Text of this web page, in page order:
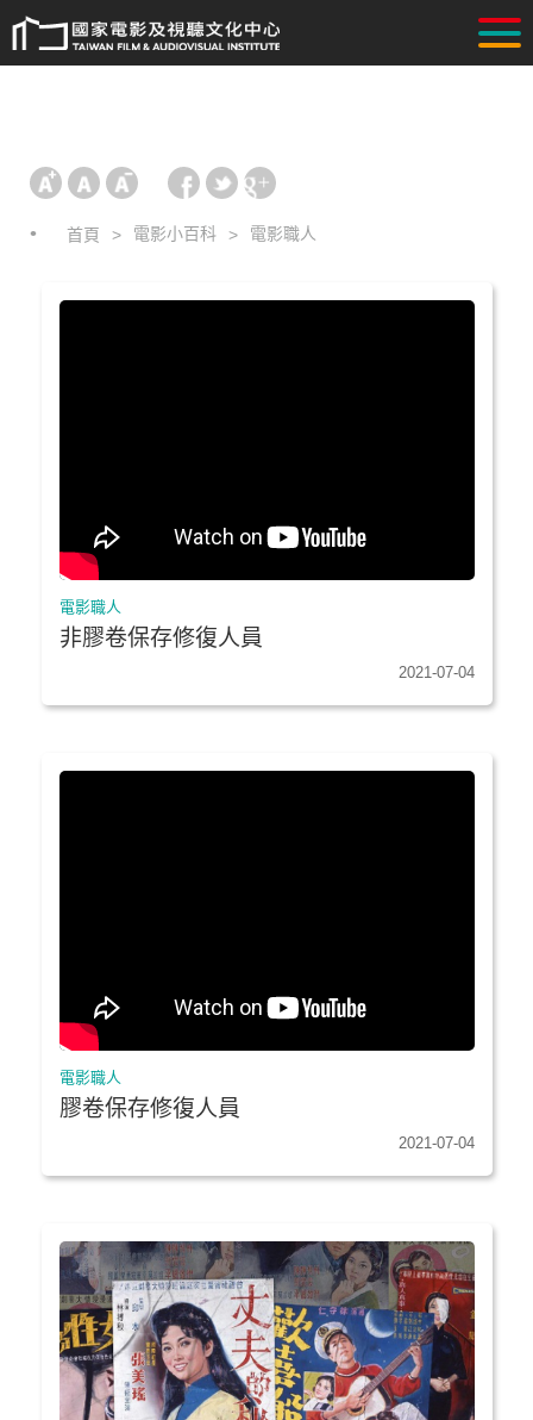
首頁 電影小百科 電影職人
電影職人
非膠卷保存修復人員
2021-07-04
電影職人
膠卷保存修復人員
2021-07-04